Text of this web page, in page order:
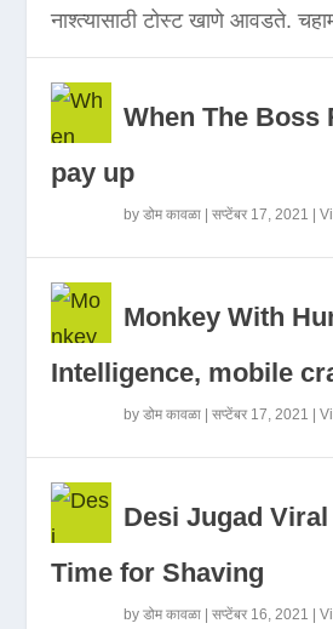
नाश्त्यासाठी टोस्ट खाणे आवडते.
When The Boss
pay up
byडोम कावळा |सप्टेंबर 17, 2021 |
Monkey With
Intelligence, mobile
byडोम कावळा |सप्टेंबर 17, 2021 |
Desi Jugad
Time for Shaving
byडोम कावळा |सप्टेंबर 16, 2021 |